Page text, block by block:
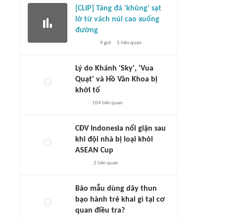
[CLIP] Tảng đá 'khủng' sạt
lở từ vách núi cao xuống
đường
9 giờ 5 liên quan
Lý do Khánh 'Sky', 'Vua
Quạt' và Hồ Văn Khoa bị
khởi tố
104liên quan
CĐV Indonesia nổi giận sau
khi đội nhà bị loại khỏi
ASEAN Cup
2 liên quan
Bảo mẫu dùng dây thun
bạo hành trẻ khai gì tại cơ
quan điều tra?